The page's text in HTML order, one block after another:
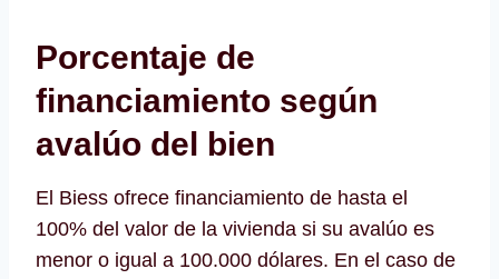
Porcentaje de
financiamiento según
avalúo del bien
El Biess ofrece financiamiento de hasta el
100% del valor de la vivienda si su avalúo es
menor o igual a 100.000 dólares. En el caso de